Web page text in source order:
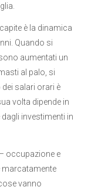
è la dinamica
Quando si
aumentati un
al palo, si
salari orari è
volta dipende in
investimenti in
occupazione e
marcatamente
vanno